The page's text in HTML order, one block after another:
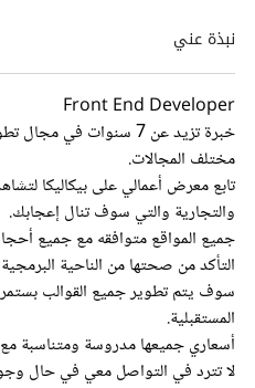
نبذة عني
Front End Developer
خبرة تزيد عن 7 سنوات في
مختلف المجالات.
تابع معرض أعمالي على بيكاليكا
والتجارية والتي سوف تنال إعجابك.
جميع المواقع متوافقه مع جميع
التأكد من صحتها من الناحية
سوف يتم تطوير جميع القوالب
المستقبلية.
أسعاري جميعها مدروسة ومتناسبة مع
لا تترد في التواصل معي في حال